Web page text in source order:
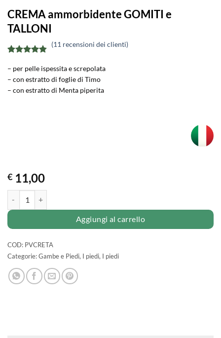
CREMA ammorbidente GOMITI e
TALLONI
4.82su 5
su base di
recensioni
(11 recensioni dei clienti)
– per pelle ispessita e screpolata
– con estratto di foglie di Timo
– con estratto di Menta piperita
€ 11,00
Aggiungi al carrello
COD: PVCRETA
Categorie:Gambe e Piedi, I piedi, I piedi